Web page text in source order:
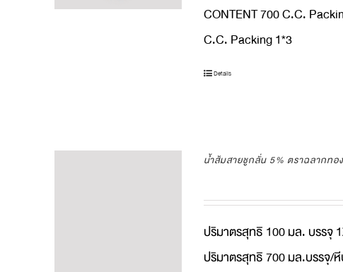
CONTENT 700 C.C.
C.C. Packing 1*3
Details
น้ำส้มสายชูกลั่น 5% ตราฉลากทอง
ปริมาตรสุทธิ 100 มล. บรรจุ
ปริมาตรสุทธิ 700 มล.บรรจุ/